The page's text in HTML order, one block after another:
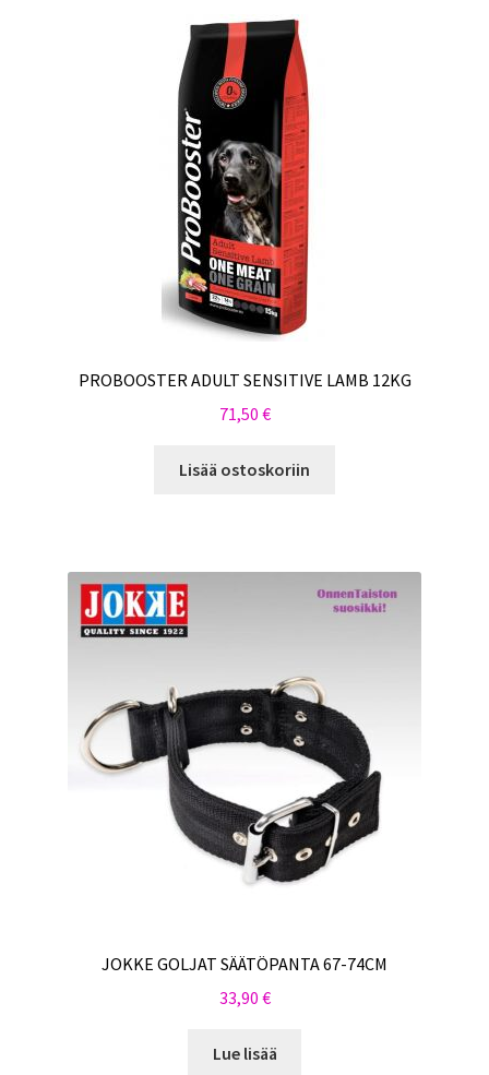
PROBOOSTER ADULT SENSITIVE LAMB 12KG
71,50 €
Lisää ostoskoriin
JOKKE GOLJAT SÄÄTÖPANTA 67-74CM
33,90 €
Lue lisää